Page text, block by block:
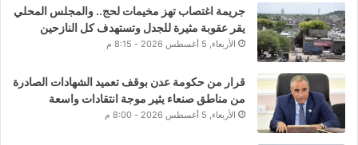
جريمة اغتصاب تهز مخيمات لحج.. والمجلس المحلي
يقر عقوبة مثيرة للجدل وتستهدف كل النازحين
الأربعاء, 5 أغسطس 2026 - 8:15 م
قرار من حكومة عدن بوقف تعميد الشهادات الصادرة
من مناطق صنعاء يثير موجة انتقادات واسعة
الأربعاء, 5 أغسطس 2026 - 8:00 م